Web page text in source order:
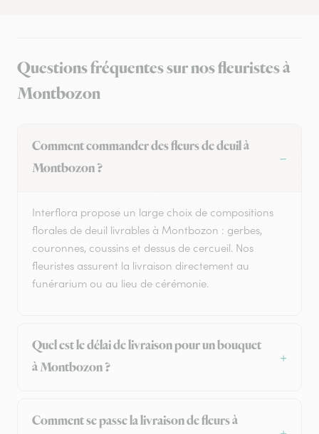
Questions fréquentes sur nos fleuristes à
Montbozon
Comment commander des fleurs de deuil à
Montbozon ?
Interflora propose un large choix de compositions
florales de deuil livrables à Montbozon : gerbes,
couronnes, coussins et dessus de cercueil. Nos
fleuristes assurent la livraison directement au
funérarium ou au lieu de cérémonie.
Quel est le délai de livraison pour un bouquet
à Montbozon ?
Comment se passe la livraison de fleurs à